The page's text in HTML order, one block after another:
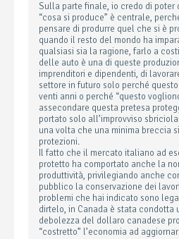
Sulla parte finale, io credo di poter
“cosa si produce” è centrale,
pensare di produrre quel che si è
quando il resto del mondo ha
qualsiasi sia la ragione, farlo a
delle auto è una di queste
imprenditori e dipendenti, di
settore in futuro solo perché
venti anni o perché “questo
assecondare questa pretesa
portato solo all’improvviso
una volta che una minima breccia
protezioni.
Il fatto che il mercato italiano ad
protetto ha comportato anche la
produttività, privilegiando anche
pubblico la conservazione dei
problemi che hai indicato sono
dirtelo, in Canada è stata
debolezza del dollaro canadese
“costretto” l’economia ad